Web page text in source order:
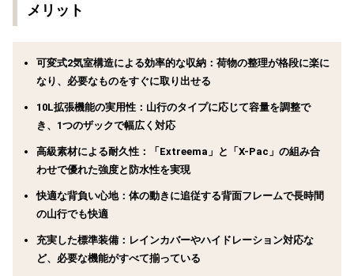
メリット
可変式2気室構造による効率的な収納： 荷物の整理が格段に楽に
なり、必要なものをすぐに取り出せる
10L拡張機能の実用性： 山行のタイプに応じて容量を調整で
き、1つのザックで幅広く対応
高級素材による耐久性：
「Extreema」と「X-Pac」の組み合
わせで優れた強度と防水性を実現
快適な背負い心地： 体の動きに追従する背面フレームで長時間
の山行でも快適
充実した標準装備： レインカバーやハイドレーション対応な
ど、必要な機能がすべて揃っている